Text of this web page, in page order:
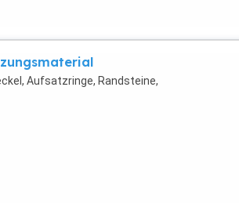
Aufsatzringe, Randsteine,